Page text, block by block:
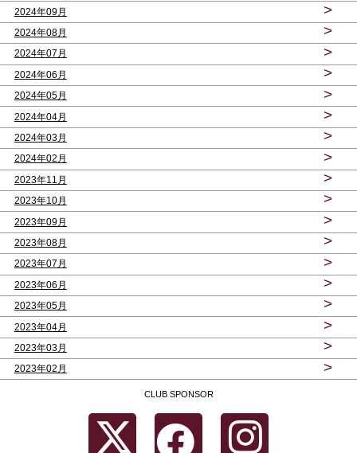
2024年09月 >
2024年08月 >
2024年07月 >
2024年06月 >
2024年05月 >
2024年04月 >
2024年03月 >
2024年02月 >
2023年11月 >
2023年10月 >
2023年09月 >
2023年08月 >
2023年07月 >
2023年06月 >
2023年05月 >
2023年04月 >
2023年03月 >
2023年02月 >
CLUB SPONSOR